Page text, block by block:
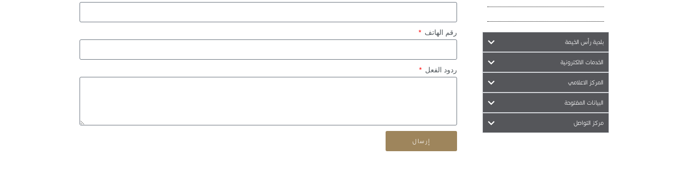
بلدية رأس الخيمة
الخدمات الالكترونية
المركز الاعلامي
البيانات المفتوحة
مركز التواصل
رقم الهاتف
ردود الفعل
إرسال